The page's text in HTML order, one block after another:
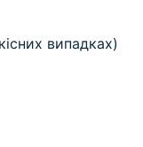
випадках)